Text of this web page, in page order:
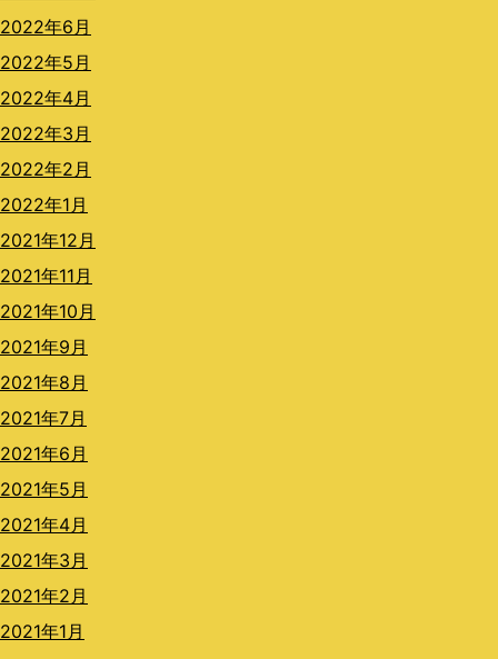
2022年6月
2022年5月
2022年4月
2022年3月
2022年2月
2022年1月
2021年12月
2021年11月
2021年10月
2021年9月
2021年8月
2021年7月
2021年6月
2021年5月
2021年4月
2021年3月
2021年2月
2021年1月